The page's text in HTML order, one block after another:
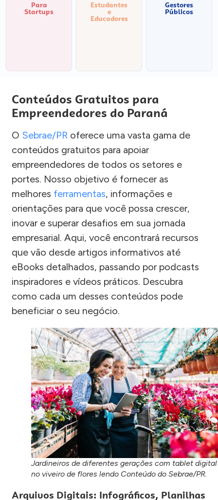
Para
Startups
Estudantes
e
Educadores
Gestores
Públicos
Conteúdos Gratuitos para
Empreendedores do Paraná
O Sebrae/PR oferece uma vasta gama de
conteúdos gratuitos para apoiar
empreendedores de todos os setores e
portes. Nosso objetivo é fornecer as
melhores ferramentas, informações e
orientações para que você possa crescer,
inovar e superar desafios em sua jornada
empresarial. Aqui, você encontrará recursos
que vão desde artigos informativos até
eBooks detalhados, passando por podcasts
inspiradores e vídeos práticos. Descubra
como cada um desses conteúdos pode
beneficiar o seu negócio.
Jardineiros de diferentes gerações com tablet digital
no viveiro de flores lendo Conteúdo do Sebrae/PR.
Arquivos Digitais: Infográficos, Planilhas